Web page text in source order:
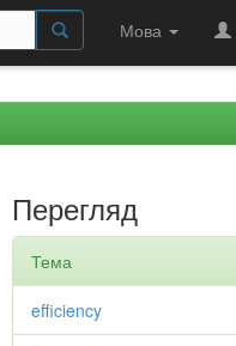
Мова
Перегляд
Тема
efficiency